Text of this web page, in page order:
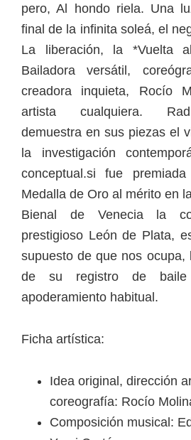
pero, Al hondo riela. Una
final de la infinita soleá, el
La liberación, la *Vuelta
Bailadora versátil,
creadora inquieta, Rocío
artista cualquiera.
demuestra en sus piezas el
la investigación
conceptual.si fue
Medalla de Oro al mérito en
Bienal de Venecia la
prestigioso León de Plata,
supuesto de que nos ocupa,
de su registro de
apoderamiento habitual.
Ficha artística:
Idea original, dirección
coreografía: Rocío
Composición musical: